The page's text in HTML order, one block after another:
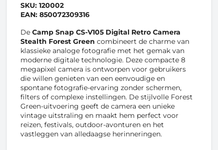
SKU: 120002
EAN: 850072309316
De Camp Snap CS-V105 Digital Retro Camera
Stealth Forest Green combineert de charme van
klassieke analoge fotografie met het gemak van
moderne digitale technologie. Deze compacte 8
megapixel camera is ontworpen voor gebruikers
die willen genieten van een eenvoudige en
spontane fotografie-ervaring zonder schermen,
filters of complexe instellingen. De stijlvolle Forest
Green-uitvoering geeft de camera een unieke
vintage uitstraling en maakt hem perfect voor
reizen, festivals, outdoor-avonturen en het
vastleggen van alledaagse herinneringen.